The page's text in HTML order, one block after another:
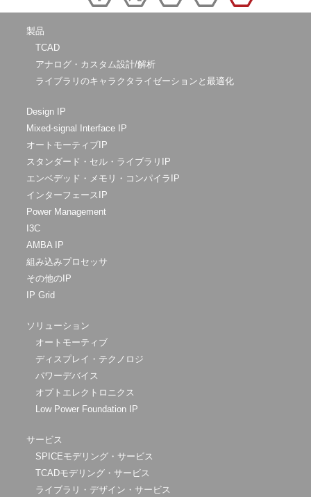
製品
TCAD
アナログ・カスタム設計/解析
ライブラリのキャラクタライゼーションと最適化
Design IP
Mixed-signal Interface IP
オートモーティブIP
スタンダード・セル・ライブラリIP
エンベデッド・メモリ・コンパイラIP
インターフェースIP
Power Management
I3C
AMBA IP
組み込みプロセッサ
その他のIP
IP Grid
ソリューション
オートモーティブ
ディスプレイ・テクノロジ
パワーデバイス
オプトエレクトロニクス
Low Power Foundation IP
サービス
SPICEモデリング・サービス
TCADモデリング・サービス
ライブラリ・デザイン・サービス